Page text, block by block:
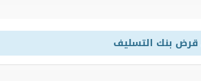
بنك التسليف